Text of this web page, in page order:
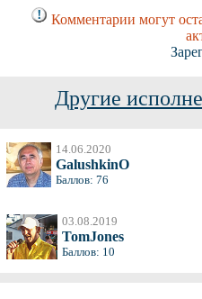
Комментарии могут
Другие
14.06.2020
GalushkinO
Баллов: 76
03.08.2019
TomJones
Баллов: 10